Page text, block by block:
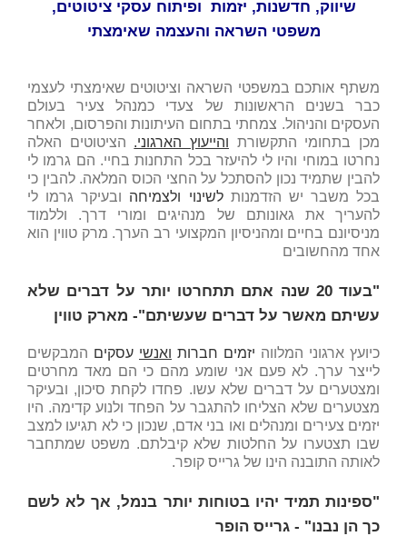
שיווק, חדשנות, יזמות ופיתוח עסקי ציטוטים,
משפטי השראה והעצמה שאימצתי
משתף אותכם במשפטי השראה וציטוטים שאימצתי לעצמי
כבר בשנים הראשונות של צעדי כמנהל צעיר בעולם
העסקים והניהול. צמחתי בתחום העיתונות והפרסום, ולאחר
מכן בתחומי התקשורת והייעוץ הארגוני. הציטוטים האלה
נחרטו במוחי והיו לי להיעזר בכל התחנות בחיי. הם גרמו לי
להבין שתמיד נכון להסתכל על החצי הכוס המלאה. להבין כי
בכל משבר יש הזדמנותלשינוי ולצמיחה ובעיקר גרמו לי
להעריך את גאונותם של מנהיגים ומורי דרך. וללמוד
מניסיונם בחיים ומהניסיון המקצועי רב הערך. מרק טווין הוא
אחד מהחשובים
"בעוד 20 שנה אתם תתחרטו יותר על דברים שלא
עשיתם מאשר על דברים שעשיתם"- מארק טווין
כיועץ ארגוני המלווה יזמים חברות ואנשי עסקים המבקשים
לייצר ערך. לא פעם אני שומע מהם כי הם מאד מחרטים
ומצטערים על דברים שלא עשו. פחדו לקחת סיכון, ובעיקר
מצטערים שלא הצליחו להתגבר על הפחד ולנוע קדימה. היו
יזמים צעירים ומנהלים ואו בני אדם, שנכון כי לא תגיעו למצב
שבו תצטערו על החלטות שלא קיבלתם. משפט שמתחבר
לאותה התובנה הינו של גרייס קופר.
"ספינות תמיד יהיו בטוחות יותר בנמל, אך לא לשם
כך הן נבנו" - גרייס הופר